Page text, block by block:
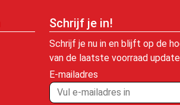
Schrijf je in!
Schrijf je nu in en blijft op de
van de laatste voorraad
E-mailadres